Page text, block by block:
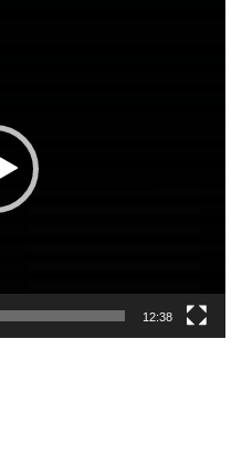
12:38